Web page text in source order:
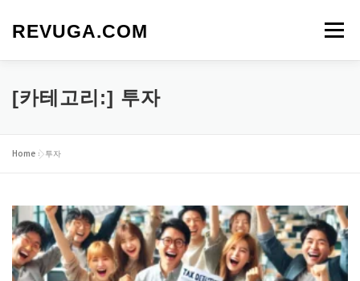
REVUGA.COM 메뉴
[카테고리:] 투자
Home »투자